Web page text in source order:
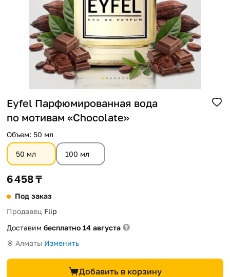
Eyfel Парфюмированная вода
по мотивам «Chocolate»
Oбъем: 50 мл
50 мл 100 мл
6 458 ₸
Под заказ
Продавец Flip
Доставим бесплатно 14 августа
Алматы Изменить
Добавить в корзину
Помощь
Способы доставки
Способы оплаты